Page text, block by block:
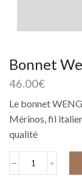
Bonnet
46.00€
Le bonnet
Mérinos, fil
qualité